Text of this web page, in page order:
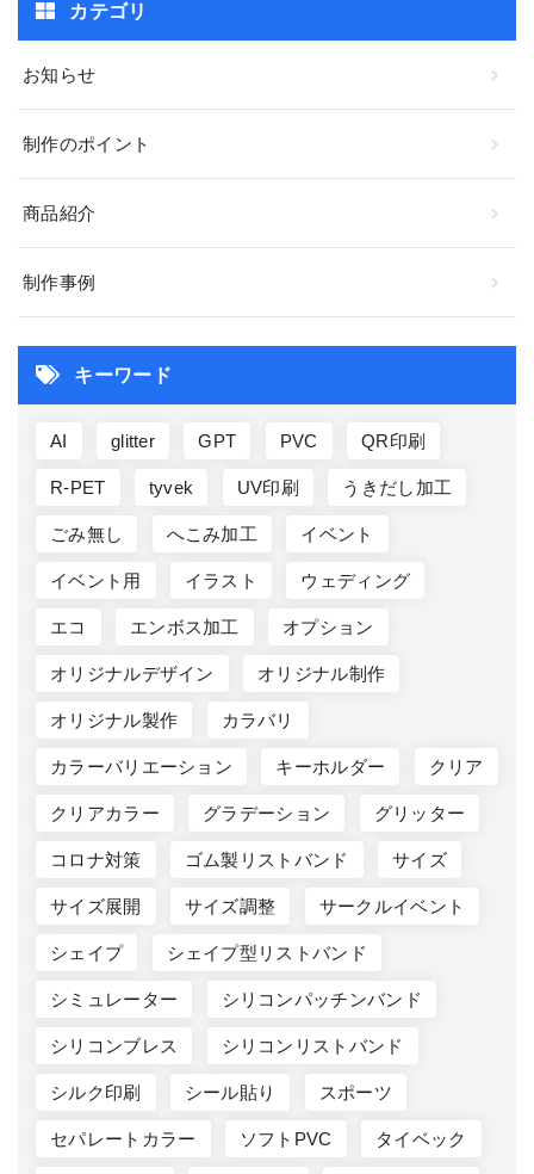
カテゴリ
お知らせ
制作のポイント
商品紹介
制作事例
キーワード
AI glitter GPT PVC QR印刷
R-PET tyvek UV印刷 うきだし加工
ごみ無し へこみ加工 イベント
イベント用 イラスト ウェディング
エコ エンボス加工 オプション
オリジナルデザイン オリジナル制作
オリジナル製作 カラバリ
カラーバリエーション キーホルダー クリア
クリアカラー グラデーション グリッター
コロナ対策 ゴム製リストバンド サイズ
サイズ展開 サイズ調整 サークルイベント
シェイプ シェイプ型リストバンド
シミュレーター シリコンパッチンバンド
シリコンブレス シリコンリストバンド
シルク印刷 シール貼り スポーツ
セパレートカラー ソフトPVC タイベック